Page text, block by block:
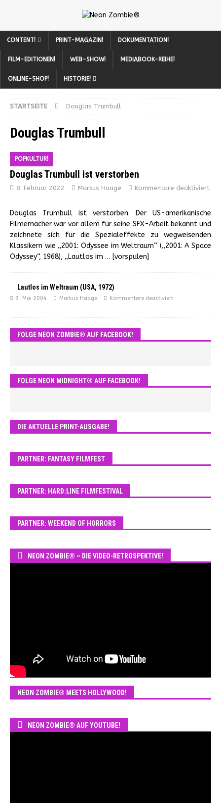
CONTENT! PRINT-MAGAZIN! DOKUMENTATION!
FILM-EDITIONEN! WEB-SHOW! MEDIABOOK-REIHE!
ONLINE-SHOP! HISTORIE!
STARTSEITE Douglas Trumbull
Douglas Trumbull
POPKULTUR!
Douglas Trumbull ist verstorben
8. Februar 2022 Markus Haage Kommentare deaktiviert
Douglas Trumbull ist verstorben. Der US-amerikanische
Filmemacher war vor allem für seine SFX-Arbeit bekannt und
zeichnete sich für die Spezialeffekte zu wegweisenden
Klassikern wie „2001: Odyssee im Weltraum“ („2001: A Space
Odyssey“, 1968), „Lautlos im … [vorspulen]
Lautlos im Weltraum (USA, 1972)
3. Mai 2004 Markus Haage Kommentare deaktiviert
FOLGE NEON ZOMBIE® AUF FACEBOOK!
FOLGE NEON MIDNIGHT® AUF FACEBOOK!
DIE AKTUELLE PRINT-AUSGABE!
PARTNER: FANTASY FILMFEST
PARTNER: HARD:LINE FILMFESTIVAL
PARTNER: WEEKEND OF HORRORS
NEON ZOMBIE® – DIE VIDEO-RETROSPEKTIVE!
NEON ZOMBIE® MEETS HOLLYWOOD!
NEON ZOMBIE® AUF YOUTUBE!